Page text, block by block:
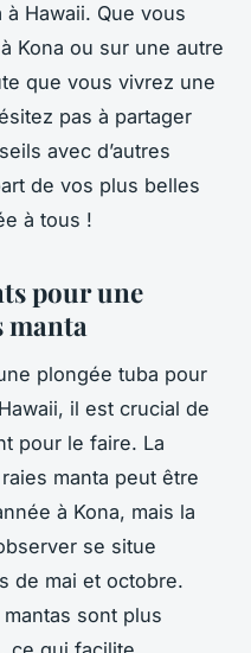
Hawaii. Que vous
Kona ou sur une autre
que vous vivrez une
pas à partager
avec d’autres
de vos plus belles
à tous !
pour une
manta
plongée tuba pour
il est crucial de
pour le faire. La
manta peut être
à Kona, mais la
se situe
de mai et octobre.
sont plus